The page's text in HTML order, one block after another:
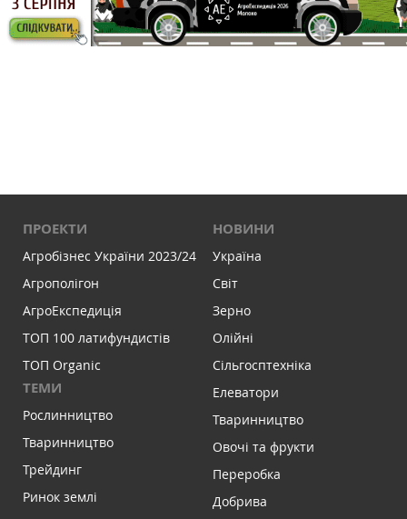
ПРОЕКТИ
Агробізнес України 2023/24
Агрополігон
АгроЕкспедиція
ТОП 100 латифундистів
ТОП Organic
ТЕМИ
Рослинництво
Тваринництво
Трейдинг
Ринок землі
НОВИНИ
Україна
Світ
Зерно
Олійні
Сільгосптехніка
Елеватори
Тваринництво
Овочі та фрукти
Переробка
Добрива